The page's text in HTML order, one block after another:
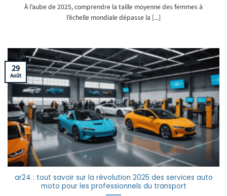
À l’aube de 2025, comprendre la taille moyenne des femmes à
l’échelle mondiale dépasse la [...]
ar24 : tout savoir sur la révolution 2025 des services auto
moto pour les professionnels du transport
29
Août